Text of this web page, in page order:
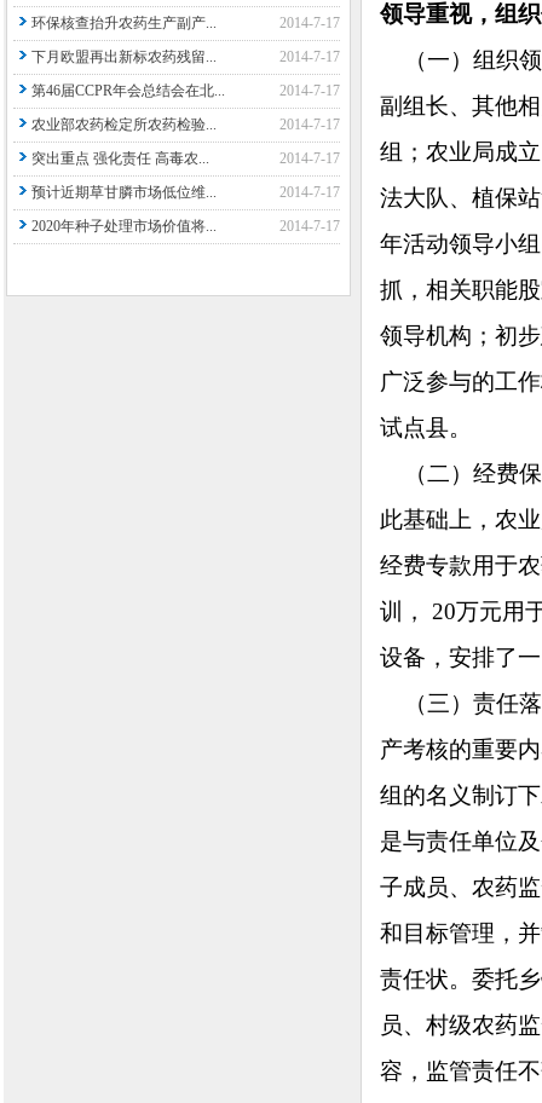
环保核查抬升农药生产副产...
2014-7-17
下月欧盟再出新标农药残留...
2014-7-17
第46届CCPR年会总结会在北...
2014-7-17
农业部农药检定所农药检验...
2014-7-17
突出重点 强化责任 高毒农...
2014-7-17
预计近期草甘膦市场低位维...
2014-7-17
2020年种子处理市场价值将...
2014-7-17
领导重视，组
（一）组织领
副组长、其他
组；农业局成
法大队、植保
年活动领导小
抓，相关职能
领导机构；初
广泛参与的工
试点县。
（二）经费保
此基础上，农
经费专款用于
训， 20万元用
设备，安排了
（三）责任落
产考核的重要
组的名义制订
是与责任单位
子成员、农药
和目标管理，
责任状。委托
员、村级农药
容，监管责任